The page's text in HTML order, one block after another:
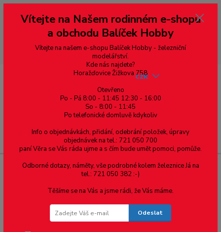
--- pro zákazníky ze Slovenska a jiných zemí, pokud chcete platit v eurech
přepněte si e-shop na euro 💶 pro přepočet měny - pravý horní roh ---
dobírky – pokud si z nějakého důvodu zásilku nevyzvednete, bude po
domluvě zaslána znovu s opětovnou platbou za poštovné, v opačném
případě bude zrušena a účet přidán na blacklist a rušeny následující
objednávky.
Menu
CZK
Kategorie: Konektor Canon -
šroubový vývod
Vítejte na Našem rodinném e-shopu
a obchodu Balíček Hobby
Vítejte na našem e-shopu Balíček Hobby - železniční
modelářství.
Kde nás najdete?
Horažďovice Žižkova 758
Otevřeno
Po - Pá 8:00 - 11:45 12:30 - 16:00
So - 8:00 - 11:45
Po telefonické domluvě kdykoliv
Info o objednávkách, přidání, odebrání položek, úpravy
objednávek na tel.: 721 050 700
paní Věra se Vás ráda ujme a s čím bude umět pomoci, pomůže.
Odborné dotazy, náměty, vše podrobné kolem železnice Já na
tel.: 721 050 382 :-)
Těšíme se na Vás a jsme rádi, že Vás máme.
Odeslat